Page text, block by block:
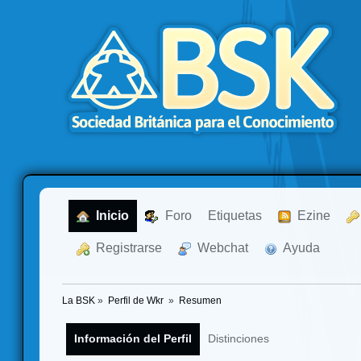
Inicio Foro Etiquetas Ezine
Registrarse Webchat Ayuda
La BSK » Perfil de Wkr » Resumen
Información del Perfil Distinciones